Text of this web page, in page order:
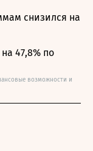
снизился на
47,8% по
возможности и